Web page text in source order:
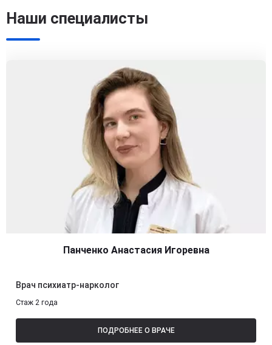
Наши специалисты
Панченко Анастасия Игоревна
Врач психиатр-нарколог
Стаж 2 года
ПОДРОБНЕЕ О ВРАЧЕ